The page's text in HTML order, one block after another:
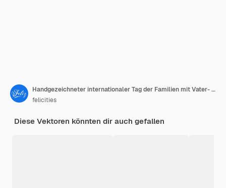
Handgezeichneter internationaler Tag der Familien mit Vater- und Tochtercharakter
felicities
Diese Vektoren könnten dir auch gefallen